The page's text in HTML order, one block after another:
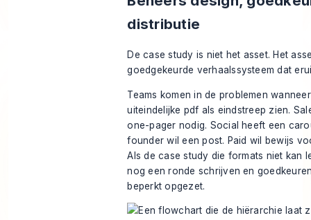
distributie
De case study is niet het asset. Het
goedgekeurde verhaalssysteem dat
Teams komen in de problemen
uiteindelijke pdf als eindstreep zien.
one-pager nodig. Social heeft een
founder wil een post. Paid wil bewijs
Als de case study die formats niet kan
nog een ronde schrijven en
beperkt opgezet.